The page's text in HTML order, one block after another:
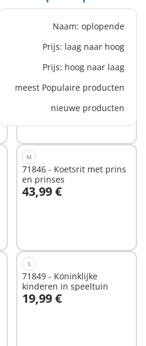
Naam: oplopende
Prijs: laag naar hoog
Prijs: hoog naar laag
meest Populaire producten
nieuwe producten
71850 - Koninklijk bad met
prinses
9,99 €
In winkelwagen
M
71846 - Koetsrit met prins
en prinses
43,99 €
In winkelwagen
S
71849 - Koninklijke
kinderen in speeltuin
19,99 €
In winkelwagen